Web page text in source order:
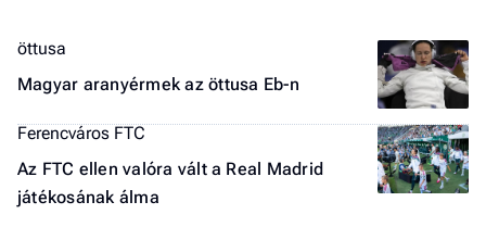
öttusa
Magyar aranyérmek az öttusa Eb-n
Ferencváros FTC
Az FTC ellen valóra vált a Real Madrid
játékosának álma